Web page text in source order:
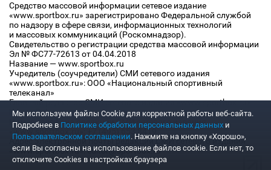
Средство массовой информации сетевое издание
«www.sportbox.ru» зарегистрировано Федеральной службой
по надзору в сфере связи, информационных технологий
и массовых коммуникаций (Роскомнадзор).
Свидетельство о регистрации средства массовой информации
Эл № ФС77-72613 от 04.04.2018
Название — www.sportbox.ru
Учредитель (соучредители) СМИ сетевого издания
«www.sportbox.ru»: ООО «Национальный спортивный
телеканал»
Главный редактор СМИ сетевого издания «www.sportbox.ru»:
Конов В.А.
Номер телефона редакции СМИ сетевого издания
«www.sportbox.ru»: +7 (495) 653 8419
Адрес электронной почты редакции СМИ сетевого издания
«www.sportbox.ru»: editor@sportbox.ru
Мы используем файлы Сookie для корректной работы веб-сайта.
Подробнее в Политике обработки персональных данных и
Пользовательском соглашении. Нажмите на кнопку «Хорошо»,
если Вы согласны на использование файлов cookie. Если нет, то
отключите Cookies в настройках браузера